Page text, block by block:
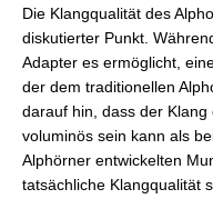
Die Klangqualität des
diskutierter Punkt.
Adapter es ermöglicht,
der dem traditionellen
darauf hin, dass der
voluminös sein kann als
Alphörner entwickelten
tatsächliche Klangqualität